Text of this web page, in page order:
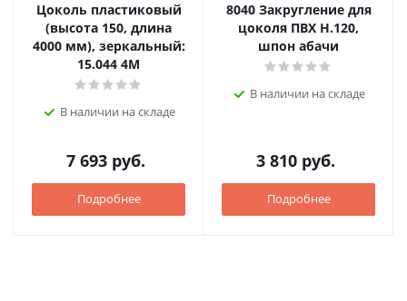
Цоколь пластиковый
(высота 150, длина
4000 мм), зеркальный:
15.044 4M
В наличии на складе
7 693руб.
Подробнее
8040 Закругление для
цоколя ПВХ Н.120,
шпон абачи
В наличии на складе
3 810руб.
Подробнее